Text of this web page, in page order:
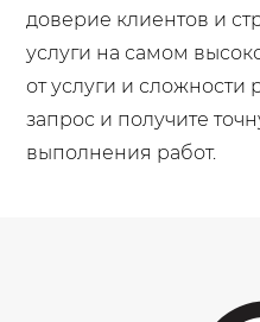
доверие клиентов и
услуги на самом
от услуги и сложности
запрос и получите
выполнения работ.